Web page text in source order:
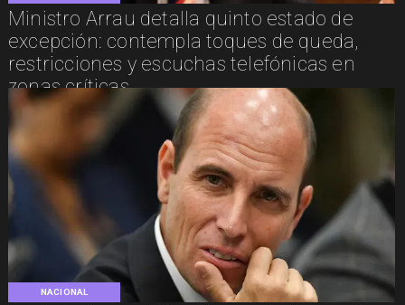
Ministro Arrau detalla quinto estado de
excepción: contempla toques de queda,
restricciones y escuchas telefónicas en
zonas críticas
NACIONAL